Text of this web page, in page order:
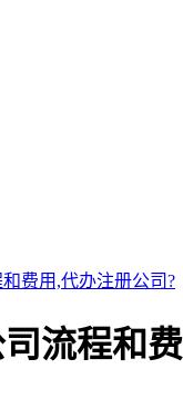
费用,代办注册公司?
流程和费